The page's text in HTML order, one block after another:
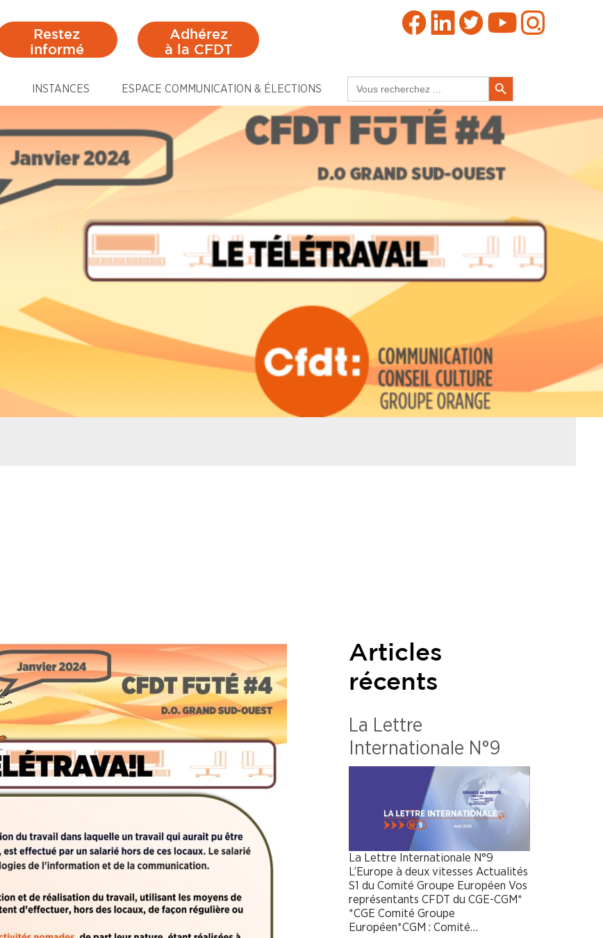
Restez
informé
Adhérez
à la CFDT
INSTANCES ESPACE COMMUNICATION & ÉLECTIONS
for:
Search Button
Articles
récents
La Lettre
Internationale N°9
La Lettre Internationale N°9
L’Europe à deux vitesses Actualités
S1 du Comité Groupe Européen Vos
représentants CFDT du CGE-CGM*
*CGE Comité Groupe
Européen*CGM : Comité…